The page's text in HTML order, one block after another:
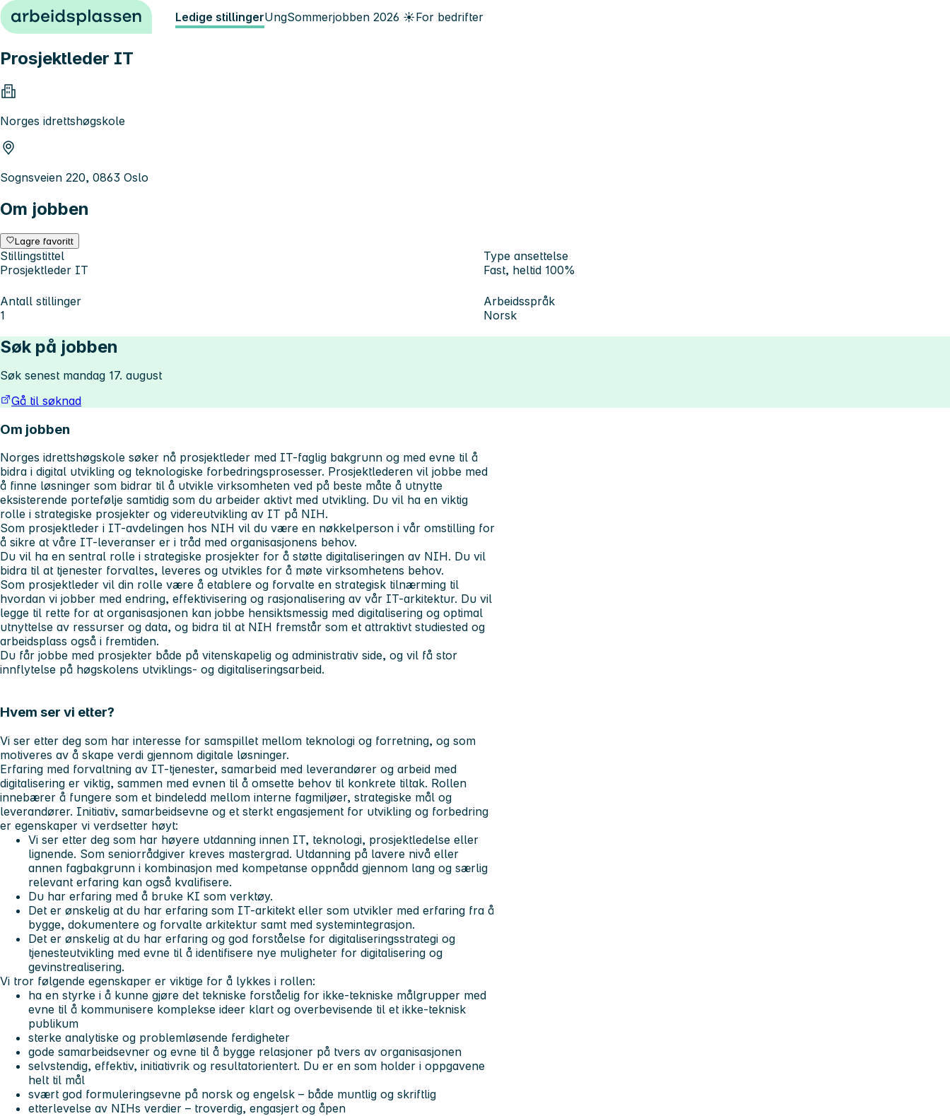
Hopp til innhold Ledige stillingerUngSommerjobben 2026 ☀️For bedrifter
Prosjektleder IT
Norges idrettshøgskole
Sognsveien 220, 0863 Oslo
Om jobben
Lagre favoritt
Stillingstittel
Prosjektleder IT
Type ansettelse
Fast, heltid 100%
Antall stillinger
1
Arbeidsspråk
Norsk
Søk på jobben
Søk senest mandag 17. august
Gå til søknad
Om jobben
Norges idrettshøgskole søker nå prosjektleder med IT-faglig bakgrunn og med evne til å
bidra i digital utvikling og teknologiske forbedringsprosesser. Prosjektlederen vil jobbe med
å finne løsninger som bidrar til å utvikle virksomheten ved på beste måte å utnytte
eksisterende portefølje samtidig som du arbeider aktivt med utvikling. Du vil ha en viktig
rolle i strategiske prosjekter og videreutvikling av IT på NIH.
Som prosjektleder i IT-avdelingen hos NIH vil du være en nøkkelperson i vår omstilling for
å sikre at våre IT-leveranser er i tråd med organisasjonens behov.
Du vil ha en sentral rolle i strategiske prosjekter for å støtte digitaliseringen av NIH. Du vil
bidra til at tjenester forvaltes, leveres og utvikles for å møte virksomhetens behov.
Som prosjektleder vil din rolle være å etablere og forvalte en strategisk tilnærming til
hvordan vi jobber med endring, effektivisering og rasjonalisering av vår IT-arkitektur. Du vil
legge til rette for at organisasjonen kan jobbe hensiktsmessig med digitalisering og optimal
utnyttelse av ressurser og data, og bidra til at NIH fremstår som et attraktivt studiested og
arbeidsplass også i fremtiden.
Du får jobbe med prosjekter både på vitenskapelig og administrativ side, og vil få stor
innflytelse på høgskolens utviklings- og digitaliseringsarbeid.
Hvem ser vi etter?
Vi ser etter deg som har interesse for samspillet mellom teknologi og forretning, og som
motiveres av å skape verdi gjennom digitale løsninger.
Erfaring med forvaltning av IT-tjenester, samarbeid med leverandører og arbeid med
digitalisering er viktig, sammen med evnen til å omsette behov til konkrete tiltak. Rollen
innebærer å fungere som et bindeledd mellom interne fagmiljøer, strategiske mål og
leverandører. Initiativ, samarbeidsevne og et sterkt engasjement for utvikling og forbedring
er egenskaper vi verdsetter høyt:
Vi ser etter deg som har høyere utdanning innen IT, teknologi, prosjektledelse eller
lignende. Som seniorrådgiver kreves mastergrad. Utdanning på lavere nivå eller
annen fagbakgrunn i kombinasjon med kompetanse oppnådd gjennom lang og særlig
relevant erfaring kan også kvalifisere.
Du har erfaring med å bruke KI som verktøy.
Det er ønskelig at du har erfaring som IT-arkitekt eller som utvikler med erfaring fra å
bygge, dokumentere og forvalte arkitektur samt med systemintegrasjon.
Det er ønskelig at du har erfaring og god forståelse for digitaliseringsstrategi og
tjenesteutvikling med evne til å identifisere nye muligheter for digitalisering og
gevinstrealisering.
Vi tror følgende egenskaper er viktige for å lykkes i rollen:
ha en styrke i å kunne gjøre det tekniske forståelig for ikke-tekniske målgrupper med
evne til å kommunisere komplekse ideer klart og overbevisende til et ikke-teknisk
publikum
sterke analytiske og problemløsende ferdigheter
gode samarbeidsevner og evne til å bygge relasjoner på tvers av organisasjonen
selvstendig, effektiv, initiativrik og resultatorientert. Du er en som holder i oppgavene
helt til mål
svært god formuleringsevne på norsk og engelsk – både muntlig og skriftlig
etterlevelse av NIHs verdier – troverdig, engasjert og åpen